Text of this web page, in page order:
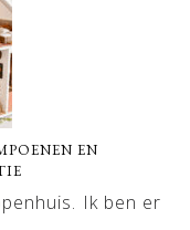
EN
Ik ben er